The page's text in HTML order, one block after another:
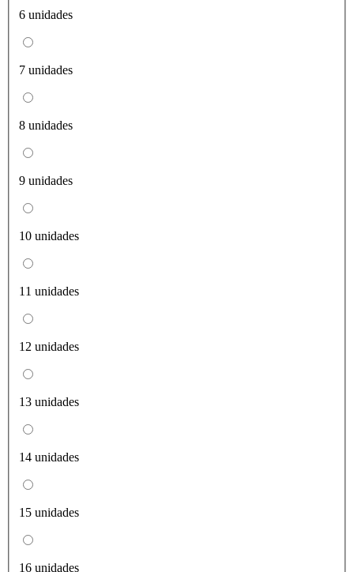
6 unidades
7 unidades
8 unidades
9 unidades
10 unidades
11 unidades
12 unidades
13 unidades
14 unidades
15 unidades
16 unidades